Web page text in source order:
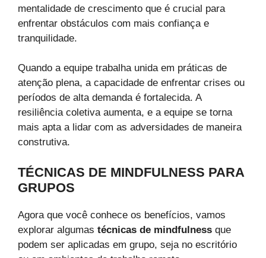
mentalidade de crescimento que é crucial para
enfrentar obstáculos com mais confiança e
tranquilidade.
Quando a equipe trabalha unida em práticas de
atenção plena, a capacidade de enfrentar crises ou
períodos de alta demanda é fortalecida. A
resiliência coletiva aumenta, e a equipe se torna
mais apta a lidar com as adversidades de maneira
construtiva.
TÉCNICAS DE MINDFULNESS PARA
GRUPOS
Agora que você conhece os benefícios, vamos
explorar algumas técnicas de mindfulness que
podem ser aplicadas em grupo, seja no escritório